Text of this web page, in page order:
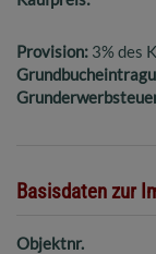
Provision: 3% des
Basisdaten zur
Objektnr.